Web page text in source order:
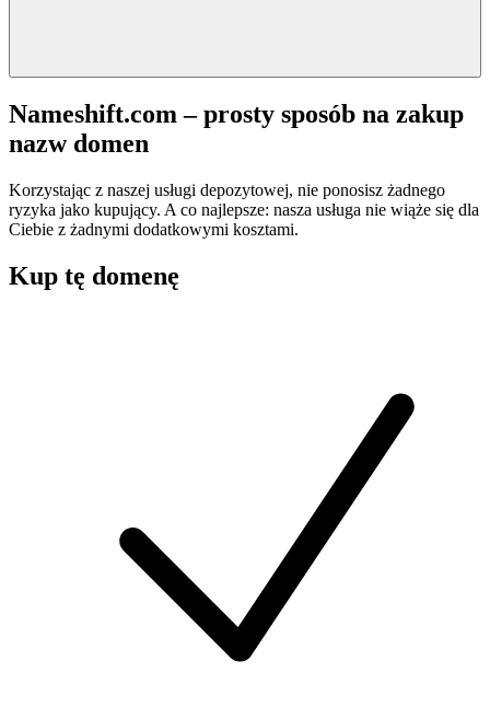
Nameshift.com – prosty sposób na zakup
nazw domen
Korzystając z naszej usługi depozytowej, nie ponosisz żadnego
ryzyka jako kupujący. A co najlepsze: nasza usługa nie wiąże się dla
Ciebie z żadnymi dodatkowymi kosztami.
Kup tę domenę